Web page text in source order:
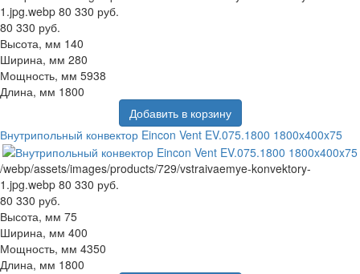
1.jpg.webp 80 330 руб.
80 330 руб.
Высота, мм 140
Ширина, мм 280
Мощность, мм 5938
Длина, мм 1800
Добавить в корзину
Внутрипольный конвектор Eincon Vent EV.075.1800 1800x400x75
/webp/assets/images/products/729/vstraivaemye-konvektory-
1.jpg.webp 80 330 руб.
80 330 руб.
Высота, мм 75
Ширина, мм 400
Мощность, мм 4350
Длина, мм 1800